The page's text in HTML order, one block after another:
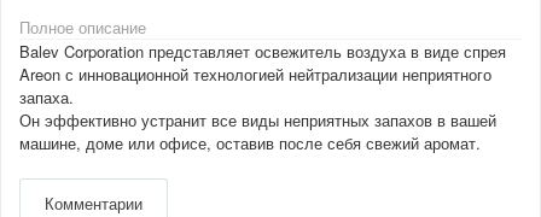
Полное описание
Balev Corporation представляет освежитель воздуха в виде спрея
Areon с инновационной технологией нейтрализации неприятного
запаха.
Он эффективно устранит все виды неприятных запахов в вашей
машине, доме или офисе, оставив после себя свежий аромат.
Комментарии